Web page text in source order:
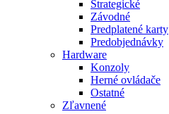
Strategické
Závodné
Predplatené karty
Predobjednávky
Hardware
Konzoly
Herné ovládače
Ostatné
Zľavnené